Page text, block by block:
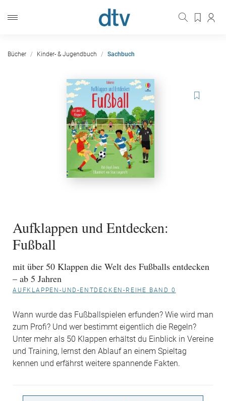
Bücher Kinder- & Jugendbuch Sachbuch
Aufklappen und Entdecken:
Fußball
mit über 50 Klappen die Welt des Fußballs entdecken
– ab 5 Jahren
AUFKLAPPEN-UND-ENTDECKEN-REIHE BAND 0
Wann wurde das Fußballspielen erfunden? Wie wird man
zum Profi? Und wer bestimmt eigentlich die Regeln?
Unter mehr als 50 Klappen erhältst du Einblick in Vereine
und Training, lernst den Ablauf an einem Spieltag
kennen und erfährst weitere spannende Fakten.